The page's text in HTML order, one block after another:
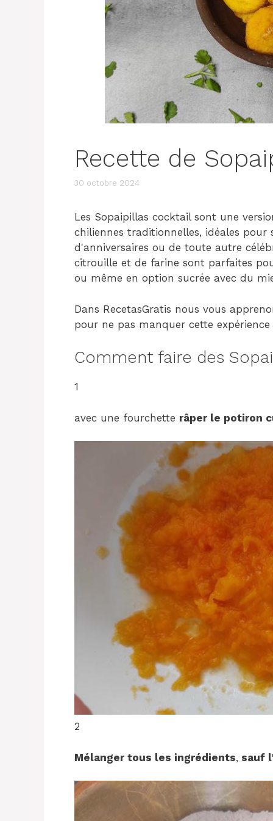
Recette de
30 octobre 2024
Les Sopaipillas cocktail sont une
chiliennes traditionnelles, idéales
d'anniversaires ou de toute autre
citrouille et de farine sont parfaites
ou même en option sucrée avec du
Dans RecetasGratis nous vous
pour ne pas manquer cette
Comment faire des
1
avec une fourchette râper le potiron
2
Mélanger tous les ingrédients, sauf